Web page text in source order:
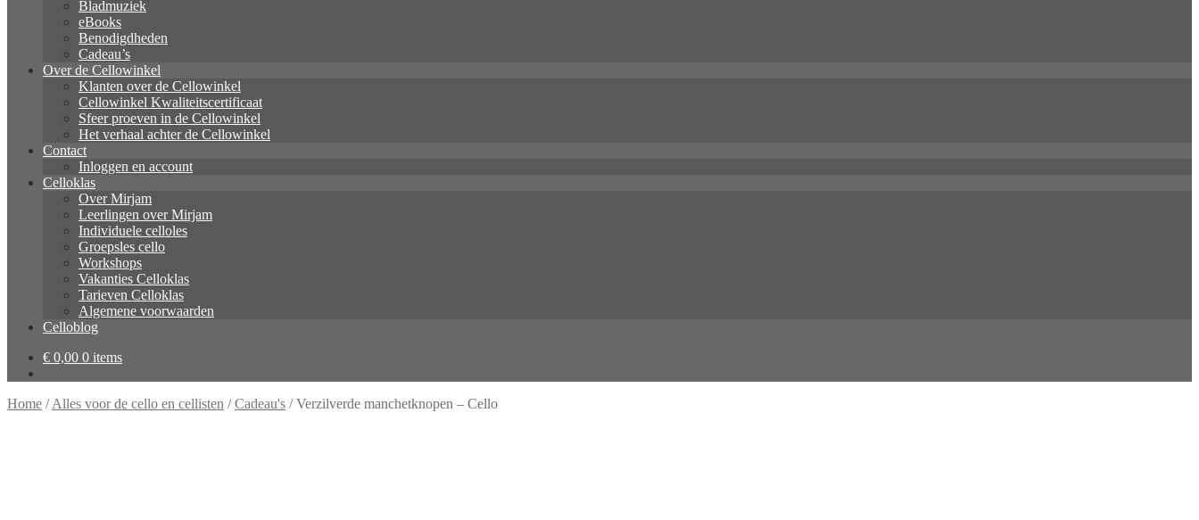
Bladmuziek
eBooks
Benodigdheden
Cadeau’s
Over de Cellowinkel
Klanten over de Cellowinkel
Cellowinkel Kwaliteitscertificaat
Sfeer proeven in de Cellowinkel
Het verhaal achter de Cellowinkel
Contact
Inloggen en account
Celloklas
Over Mirjam
Leerlingen over Mirjam
Individuele celloles
Groepsles cello
Workshops
Vakanties Celloklas
Tarieven Celloklas
Algemene voorwaarden
Celloblog
€ 0,00 0 items
Home /Alles voor de cello en cellisten /Cadeau's /Verzilverde manchetknopen – Cello